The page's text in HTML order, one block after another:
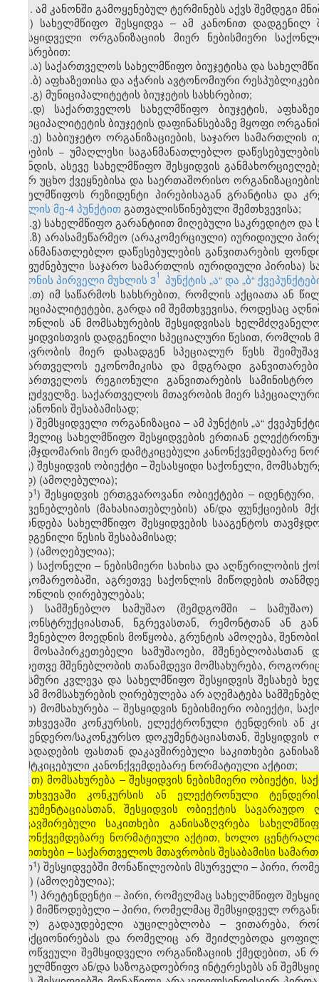
1. ამ კანონში გამოყენებულ ტერმინებს აქვს შემდეგი
ა) სახელმწიფო შესყიდვა – ამ კანონით დადგენილ
შემსყიდველი ორგანიზაციის მიერ ნებისმიერი
სახსრებით:
ა.ა) საქართველოს სახელმწიფო ბიუჯეტისა და
ა.ბ) აფხაზეთისა და აჭარის ავტონომიური
ა.გ) მუნიციპალიტეტის ბიუჯეტის სახსრებით;
ა.დ) საქართველოს სახელმწიფო ბიუჯეტის,
მუნიციპალიტეტის ბიუჯეტის დაფინანსებაზე მყოფი
ა.ე) საბიუჯეტო ორგანიზაციების, საჯარო
პირების − უმაღლესი საგანმანათლებლო
ფონდის, ასევე სახელმწიფო შესყიდვის
მიერ უცხო ქვეყნებისა და საერთაშორისო
სახელმწიფოს რეზიდენტი პირებისაგან გრანტისა და
მუხლის მე-4 პუნქტითგათვალისწინებული შემთხვევისა;
ა.ვ) სახელმწიფო გარანტიით მიღებული საკრედიტო და
ა.ზ) არასამეწარმეო (არაკომერციული) იურიდიული
საგანმანათლებლო დაწესებულების განვითარების
დაფუძნებული საჯარო სამართლის იურიდიული პირისა)
კანონის პირველი მუხლის 31 პუნქტის „ა“ და „ბ“
ა.თ) იმ საწარმოს სახსრებით, რომლის აქციათა ან
მუნიციპალიტეტები, გარდა იმ შემთხვევისა, როდესაც
საქონლის ან მომსახურების შესყიდვისას
შესყიდვისთვის დადგენილი სპეციალური წესით,
მთავრობის მიერ დასადგენ სპეციალურ წესს
საქართველოს ეკონომიკისა და მდგრადი
საქართველოს რეგიონული განვითარების სამინისტრო
საფუძველზე. საქართველოს მთავრობის მიერ
ამ კანონის შესაბამისად;
ბ) შემსყიდველი ორგანიზაცია – ამ პუნქტის „ა“
რომელიც სახელმწიფო შესყიდვების ერთიან
თავმჯდომარის მიერ დამტკიცებული კანონქვემდებარე
გ) შესყიდვის ობიექტი – შესასყიდი საქონელი,
დ) (ამოღებულია);
დ​1) შესყიდვის ერთგვაროვანი ობიექტები –
მაჩვენებლების (მახასიათებლების) ან/და ფუნქციების
დგინდება სახელმწიფო შესყიდვების სააგენტოს
დადგენილი წესის შესაბამისად;
ე) (ამოღებულია);
ვ) საქონელი – ნებისმიერი სახისა და აღწერილობის
მდგომარეობაში, აგრეთვე საქონლის მიწოდების
საქონლის ღირებულებას;
ზ) სამშენებლო სამუშაო (შემდგომში –
რეკონსტრუქციასთან, ნგრევასთან, რემონტთან ან
სამშენებლო მოედნის მოწყობა, გრუნტის ამოღება,
და მოსაპირკეთებელი სამუშაოები, მშენებლობასთან
აგრეთვე მშენებლობის თანამდევი მომსახურება,
სეისმური კვლევა და სახელმწიფო შესყიდვის შესახებ
თუ ამ მომსახურების ღირებულება არ აღემატება
თ) მომსახურება – შესყიდვის ნებისმიერი ობიექტი,
შემთხვევაში კონკურსის, ელექტრონული ტენდერის ან
სატენდერო/საკონკურსო დოკუმენტაციასთან,
წინადადების ფასთან დაკავშირებული საკითხები
დამტკიცებული კანონქვემდებარე ნორმატიული აქტით;
თ) მომსახურება – შესყიდვის ნებისმიერი ობიექტი,
შემთხვევაში კონკურსის ან ელექტრონული
დოკუმენტაციასთან, შესყიდვის ობიექტის
დაკავშირებული საკითხები განისაზღვრება
კანონქვემდებარე ნორმატიული აქტით, ხოლო
საკითხები – საქართველოს მთავრობის შესაბამისი
თ​1) შესყიდვებში მონაწილეობის მსურველი – პირი,
ი) (ამოღებულია);
​1) პრეტენდენტი – პირი, რომელმაც სახელმწიფო
კ) მიმწოდებელი – პირი, რომელმაც შემსყიდველ
ლ) გადაუდებელი აუცილებლობა – ვითარება,
ფუნქციონირებას და რომელიც არ შეიძლებოდა
გამოწვეული შემსყიდველი ორგანიზაციის ქმედებით,
სახელმწიფო ან/და საზოგადოებრივ ინტერესებს ან